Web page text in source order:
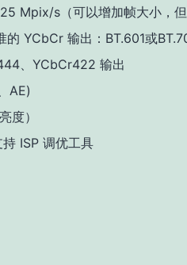
Mpix/s（可以增加帧大小，但
的 YCbCr 输出：BT.601或
、YCbCr422 输出
AE)
度）
ISP 调优工具